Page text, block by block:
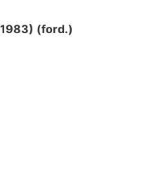
(ford.)